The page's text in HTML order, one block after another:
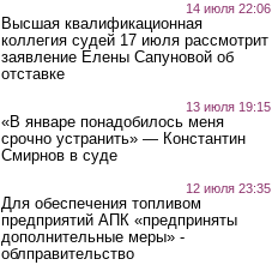
14 июля 22:06
Высшая квалификационная
коллегия судей 17 июля рассмотрит
заявление Елены Сапуновой об
отставке
13 июля 19:15
«В январе понадобилось меня
срочно устранить» — Константин
Смирнов в суде
12 июля 23:35
Для обеспечения топливом
предприятий АПК «предприняты
дополнительные меры» -
облправительство